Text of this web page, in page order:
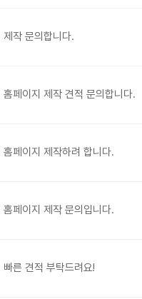
제작 문의합니다.
홈페이지 제작 견적 문의합니다.
홈페이지 제작하려 합니다.
홈페이지 제작 문의입니다.
빠른 견적 부탁드려요!